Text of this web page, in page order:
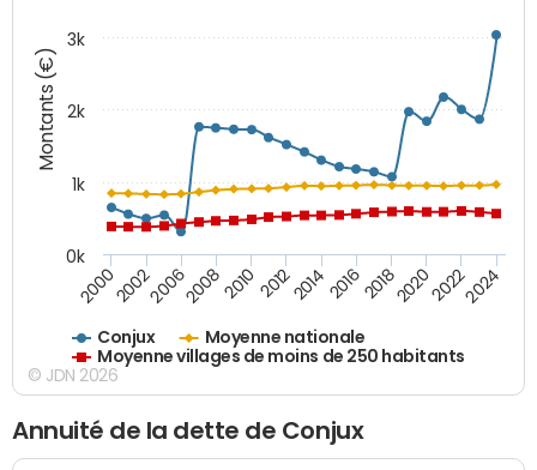
Montants (€)
Conjux
Moyenne nationale
Moyenne villages de moins de 250 habitants
20002002200620082010 2012201420162018202020222024
0k
1k
2k
3k
© JDN 2026
Annuité de la dette de Conjux